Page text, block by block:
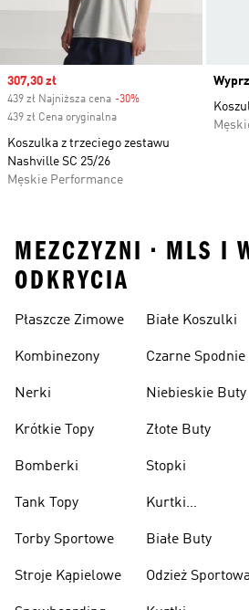
Sale price
307,30 zł
439 zł Najniższa cena -30%
439 zł Cena oryginalna
Koszulka z trzeciego zestawu
Nashville SC 25/26
Męskie Performance
MEZCZYZNI • MLS I
ODKRYCIA
Płaszcze Zimowe
Kombinezony
Nerki
Krótkie Topy
Bomberki
Tank Topy
Torby Sportowe
Stroje Kąpielowe
Białe Koszulki
Czarne Spodnie
Niebieskie Buty
Złote Buty
Stopki
Kurtki
Białe Buty
Odzież Sportowa